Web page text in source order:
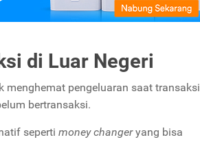
di Luar Negeri
pengeluaran saat transaksi
bertransaksi.
seperti money changeryang bisa